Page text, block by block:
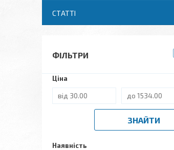
СТАТТІ
ФІЛЬТРИ
Ціна
ЗНАЙТИ
Наявність